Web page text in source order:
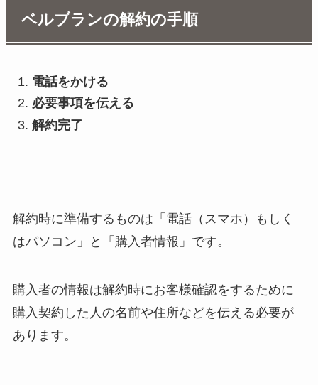
ベルブランの解約の手順
電話をかける
必要事項を伝える
解約完了
解約時に準備するものは「電話（スマホ）もしく
はパソコン」と「購入者情報」です。
購入者の情報は解約時にお客様確認をするために
購入契約した人の名前や住所などを伝える必要が
あります。